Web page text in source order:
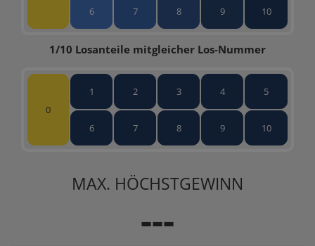
6 7 8 9 10
1/10 Losanteile mitgleicher Los-Nummer
0
1 2 3 4 5
6 7 8 9 10
MAX. HÖCHSTGEWINN
---